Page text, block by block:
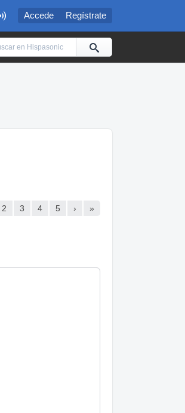
Accede Regístrate
2 3 4 5 › »